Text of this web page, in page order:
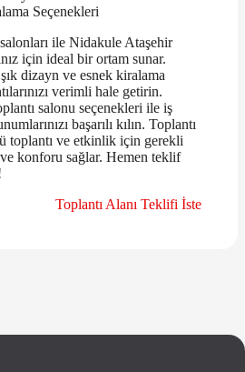
Seçenekleri
ile Nidakule Ataşehir
için ideal bir ortam sunar.
dizayn ve esnek kiralama
verimli hale getirin.
salonu seçenekleri ile iş
başarılı kılın. Toplantı
toplantı ve etkinlik için gerekli
konforu sağlar. Hemen teklif
Toplantı Alanı Teklifi İste